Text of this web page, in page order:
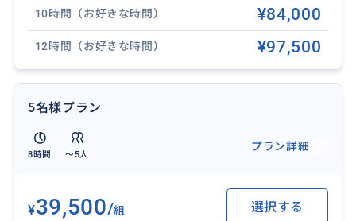
10時間（お好きな時間） ¥84,000
12時間（お好きな時間） ¥97,500
5名様プラン
8時間 〜5人
プラン詳細
¥39,500/組 選択する